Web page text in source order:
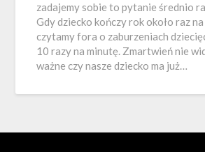
zadajemy sobie to pytanie średnio
Gdy dziecko kończy rok około raz
czytamy fora o zaburzeniach
10 razy na minutę. Zmartwień nie
ważne czy nasze dziecko ma już…